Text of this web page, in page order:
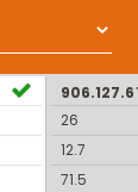
26
12.7
71.5